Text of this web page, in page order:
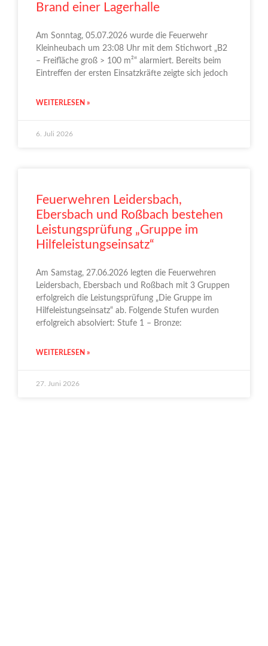
Brand einer Lagerhalle
Am Sonntag, 05.07.2026 wurde die Feuerwehr
Kleinheubach um 23:08 Uhr mit dem Stichwort „B2
– Freifläche groß > 100 m²“ alarmiert. Bereits beim
Eintreffen der ersten Einsatzkräfte zeigte sich jedoch
WEITERLESEN »
6. Juli 2026
Feuerwehren Leidersbach,
Ebersbach und Roßbach bestehen
Leistungsprüfung „Gruppe im
Hilfeleistungseinsatz“
Am Samstag, 27.06.2026 legten die Feuerwehren
Leidersbach, Ebersbach und Roßbach mit 3 Gruppen
erfolgreich die Leistungsprüfung „Die Gruppe im
Hilfeleistungseinsatz“ ab. Folgende Stufen wurden
erfolgreich absolviert: Stufe 1 – Bronze:
WEITERLESEN »
27. Juni 2026